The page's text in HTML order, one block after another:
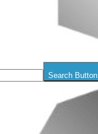
Search Button